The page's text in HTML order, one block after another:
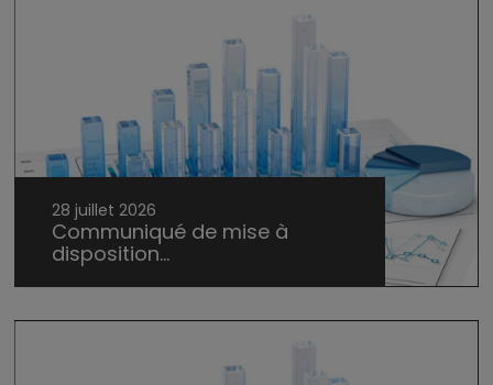
28 juillet 2026
Communiqué de mise à
disposition...